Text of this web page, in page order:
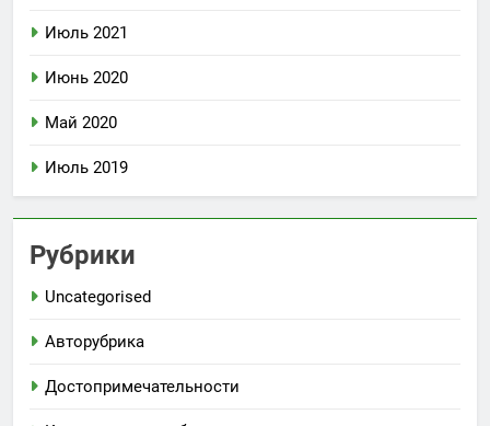
Июль 2021
Июнь 2020
Май 2020
Июль 2019
Рубрики
Uncategorised
Авторубрика
Достопримечательности